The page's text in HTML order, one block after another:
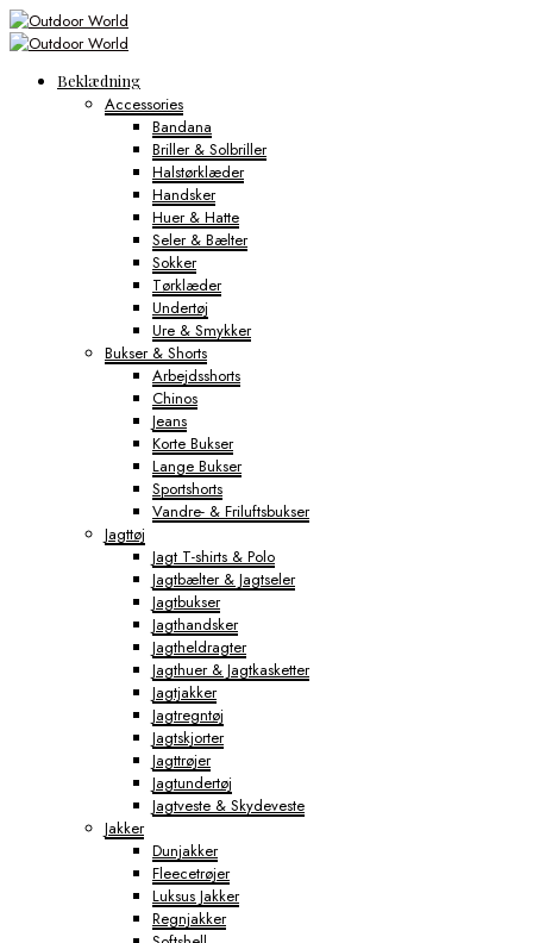
Beklædning
Accessories
Bandana
Briller & Solbriller
Halstørklæder
Handsker
Huer & Hatte
Seler & Bælter
Sokker
Tørklæder
Undertøj
Ure & Smykker
Bukser & Shorts
Arbejdsshorts
Chinos
Jeans
Korte Bukser
Lange Bukser
Sportshorts
Vandre- & Friluftsbukser
Jagttøj
Jagt T-shirts & Polo
Jagtbælter & Jagtseler
Jagtbukser
Jagthandsker
Jagtheldragter
Jagthuer & Jagtkasketter
Jagtjakker
Jagtregntøj
Jagtskjorter
Jagttrøjer
Jagtundertøj
Jagtveste & Skydeveste
Jakker
Dunjakker
Fleecetrøjer
Luksus Jakker
Regnjakker